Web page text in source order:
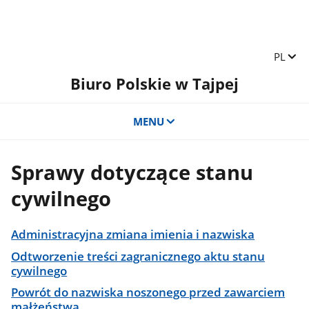
Zmień
PL
Biuro Polskie w Tajpej
MENU
Sprawy dotyczące stanu
cywilnego
Administracyjna zmiana imienia i nazwiska
Odtworzenie treści zagranicznego aktu stanu
cywilnego
Powrót do nazwiska noszonego przed zawarciem